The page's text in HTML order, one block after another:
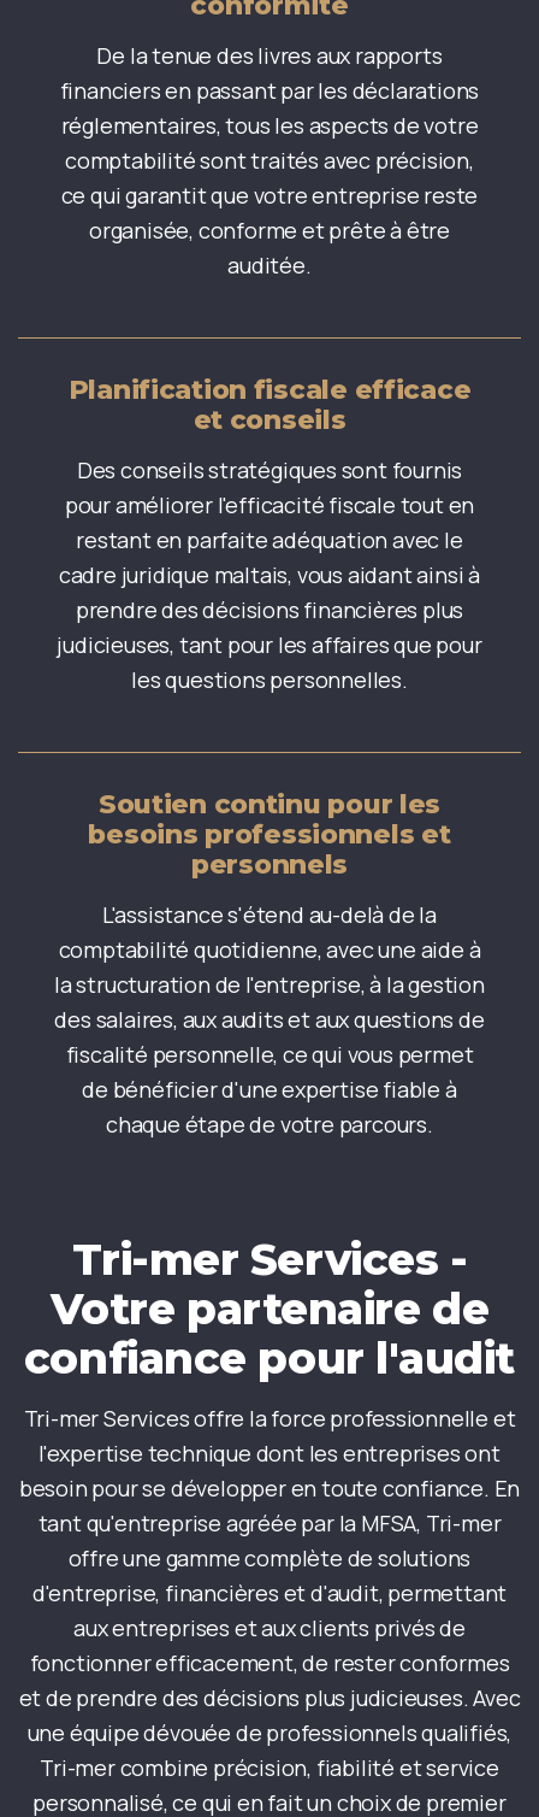
De la tenue des livres aux rapports
financiers en passant par les déclarations
réglementaires, tous les aspects de votre
comptabilité sont traités avec précision,
ce qui garantit que votre entreprise reste
organisée, conforme et prête à être
auditée.
Planification fiscale efficace
et conseils
Des conseils stratégiques sont fournis
pour améliorer l'efficacité fiscale tout en
restant en parfaite adéquation avec le
cadre juridique maltais, vous aidant ainsi à
prendre des décisions financières plus
judicieuses, tant pour les affaires que pour
les questions personnelles.
Soutien continu pour les
besoins professionnels et
personnels
L'assistance s'étend au-delà de la
comptabilité quotidienne, avec une aide à
la structuration de l'entreprise, à la gestion
des salaires, aux audits et aux questions de
fiscalité personnelle, ce qui vous permet
de bénéficier d'une expertise fiable à
chaque étape de votre parcours.
Tri-mer Services -
Votre partenaire de
confiance pour l'audit
Tri-mer Services offre la force professionnelle et
l'expertise technique dont les entreprises ont
besoin pour se développer en toute confiance. En
tant qu'entreprise agréée par la MFSA, Tri-mer
offre une gamme complète de solutions
d'entreprise, financières et d'audit, permettant
aux entreprises et aux clients privés de
fonctionner efficacement, de rester conformes
et de prendre des décisions plus judicieuses. Avec
une équipe dévouée de professionnels qualifiés,
Tri-mer combine précision, fiabilité et service
personnalisé, ce qui en fait un choix de premier